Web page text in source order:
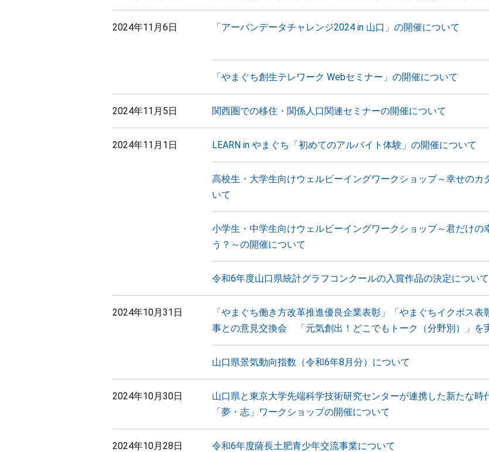
2024年11月6日 「アーバンデータチャレンジ2024 in 山口」の開催について
「やまぐち創生テレワーク Webセミナー」の開催について
2024年11月5日 関西圏での移住・関係人口関連セミナーの開催について
2024年11月1日 LEARN in やまぐち「初めてのアルバイト体験」の開催について
高校生・大学生向けウェルビーイングワークショップ～幸せのカ
いて
小学生・中学生向けウェルビーイングワークショップ～君だけの
う？～の開催について
令和6年度山口県統計グラフコンクールの入賞作品の決定について
2024年10月31日
「やまぐち働き方改革推進優良企業表彰」「やまぐちイクボス表
事との意見交換会 「元気創出！どこでもトーク（分野別）」を
山口県景気動向指数（令和6年8月分）について
2024年10月30日
山口県と東京大学先端科学技術研究センターが連携した新たな
「夢・志」ワークショップの開催について
2024年10月28日 令和6年度薩長土肥青少年交流事業について